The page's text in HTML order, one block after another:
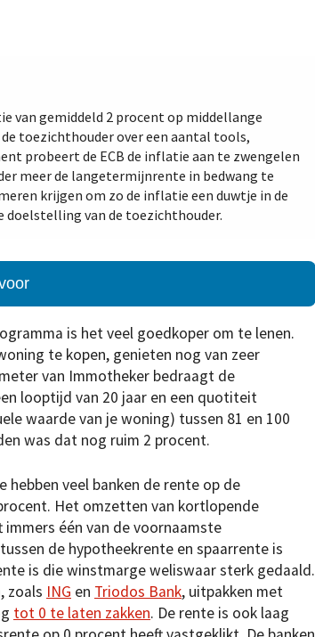
van gemiddeld 2 procent op middellange
toezichthouder over een aantal tools,
probeert de ECB de inflatie aan te zwengelen
meer de langetermijnrente in bedwang te
krijgen om zo de inflatie een duwtje in de
doelstelling van de toezichthouder.
is het veel goedkoper om te lenen.
te kopen, genieten nog van zeer
van Immotheker bedraagt de
looptijd van 20 jaar en een quotiteit
waarde van je woning) tussen 81 en 100
was dat nog ruim 2 procent.
veel banken de rente op de
Het omzetten van kortlopende
één van de voornaamste
de hypotheekrente en spaarrente is
is die winstmarge weliswaar sterk gedaald.
zoals ING en Triodos Bank, uitpakken met
tot 0 te laten zakken. De rente is ook laag